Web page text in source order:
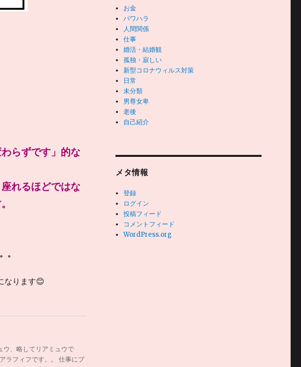
らずです」的な
れるほどではな
。
なります😊
ウ、略してリアミュウで
ラフィフです。。 仕事にプ
お金
パワハラ
人間関係
仕事
婚活・結婚観
孤独・寂しい
新型コロナウィルス対策
日常
未分類
男尊女卑
老後
自己紹介
メタ情報
登録
ログイン
投稿フィード
コメントフィード
WordPress.org